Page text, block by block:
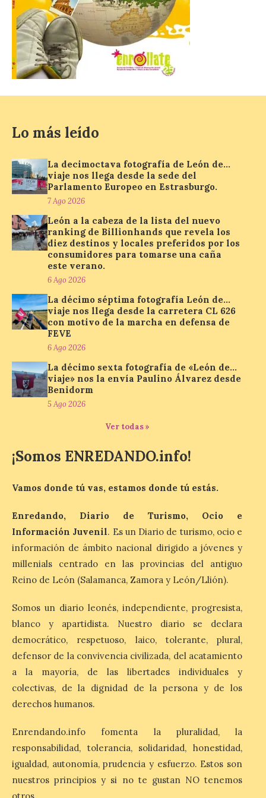
localizar y disfrutar del
eclipse solar del 12 de
agosto con seguridad
7 Ago 2026
Se trata de un visor web
así localizar el lugar ideal
para observar el eclipse
la […]
Paradores renueva su
compromiso con La Vuelta
como patrocinador oficial
7 Ago 2026
La cadena hotelera pública
volverá a estar presente
en la zona de descanso
junto al control de firmas
Leaders Lounge, dos espacios exclusivos
para los ciclistas. El recorrido de La
Vuelta discurrirá junto a 17 […]
Última llamada: Eclipse
total del 12 de agosto.
económica (116€/noche),
más agotadas: solo un 4%
de alojamientos libres.
Zamora, Palencia y Álava son las
provincias con menos margen: apenas un
1% de los alojamientos siguen libres para
esas […]
El eclipse genera un boom
de reservas hoteleras y
precios desorbitados,
según SiteMinder
7 Ago 2026
del fenómeno, con el
mayor aumento en
reservas, precios y
antelación de compra. El
auge de la demanda redefine la
planificación: reservas más anticipadas y
estancias más breves en torno al evento.
Lo más leído
La decimoctava fotografía de León de…
viaje nos llega desde la sede del
Parlamento Europeo en Estrasburgo.
7 Ago 2026
León a la cabeza de la lista del nuevo
ranking de Billionhands que revela los
diez destinos y locales preferidos por los
consumidores para tomarse una caña
este verano.
6 Ago 2026
La décimo séptima fotografía León de…
viaje nos llega desde la carretera CL 626
con motivo de la marcha en defensa de
FEVE
6 Ago 2026
La décimo sexta fotografía de «León de…
viaje» nos la envía Paulino Álvarez desde
Benidorm
5 Ago 2026
Ver todas »
¡Somos ENREDANDO.info!
Vamos donde tú vas, estamos donde tú estás.
Enredando, Diario de Turismo, Ocio e
Información Juvenil. Es un Diario de turismo, ocio e
información de ámbito nacional dirigido a jóvenes y
millenials centrado en las provincias del antiguo
Reino de León (Salamanca, Zamora y León/Llión).
Somos un diario leonés, independiente, progresista,
blanco y apartidista. Nuestro diario se declara
democrático, respetuoso, laico, tolerante, plural,
defensor de la convivencia civilizada, del acatamiento
a la mayoría, de las libertades individuales y
colectivas, de la dignidad de la persona y de los
derechos humanos.
Enrendando.info fomenta la pluralidad, la
responsabilidad, tolerancia, solidaridad, honestidad,
igualdad, autonomía, prudencia y esfuerzo. Estos son
nuestros principios y si no te gustan NO tenemos